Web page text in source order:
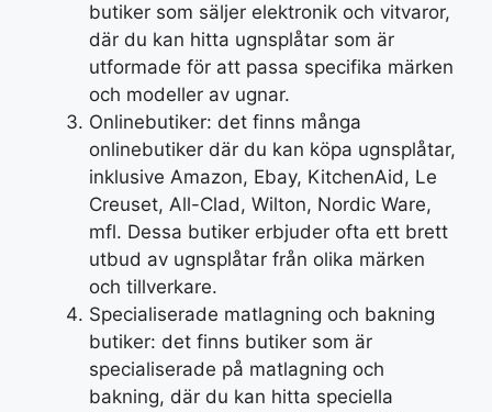
butiker som säljer elektronik och vitvaror,
där du kan hitta ugnsplåtar som är
utformade för att passa specifika märken
och modeller av ugnar.
Onlinebutiker: det finns många
onlinebutiker där du kan köpa ugnsplåtar,
inklusive Amazon, Ebay, KitchenAid, Le
Creuset, All-Clad, Wilton, Nordic Ware,
mfl. Dessa butiker erbjuder ofta ett brett
utbud av ugnsplåtar från olika märken
och tillverkare.
Specialiserade matlagning och bakning
butiker: det finns butiker som är
specialiserade på matlagning och
bakning, där du kan hitta speciella